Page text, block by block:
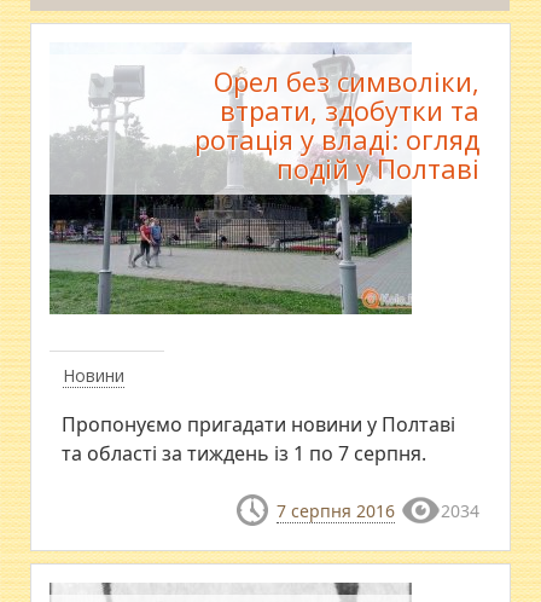
Новини
Орел без символіки,
втрати, здобутки та
ротація у владі: огляд
подій у Полтаві
Пропонуємо пригадати новини у Полтаві
та області за тиждень із 1 по 7 серпня.
7 серпня 2016 2034